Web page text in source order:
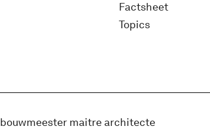
Factsheet
Topics
bouwmeester maitre architecte